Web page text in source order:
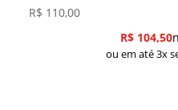
R$ 110,00
R$104,50
ou em até 3x